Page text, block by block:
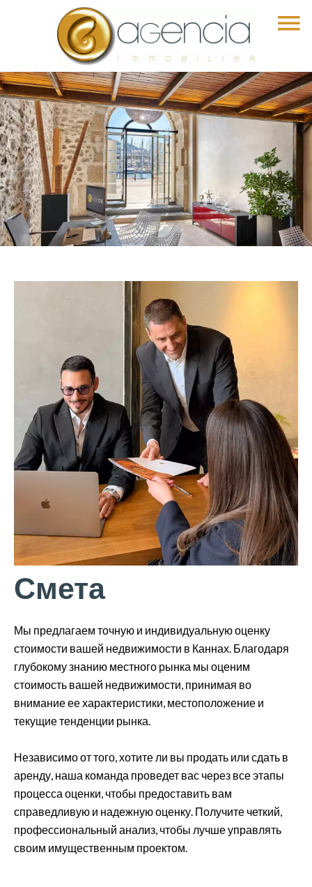
Смета
Мы предлагаем точную и индивидуальную оценку
стоимости вашей недвижимости в Каннах. Благодаря
глубокому знанию местного рынка мы оценим
стоимость вашей недвижимости, принимая во
внимание ее характеристики, местоположение и
текущие тенденции рынка.
Независимо от того, хотите ли вы продать или сдать в
аренду, наша команда проведет вас через все этапы
процесса оценки, чтобы предоставить вам
справедливую и надежную оценку. Получите четкий,
профессиональный анализ, чтобы лучше управлять
своим имущественным проектом.